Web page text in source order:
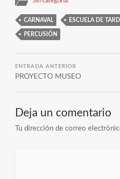
CARNAVAL ESCUELA DE
PERCUSIÓN
ENTRADA ANTERIOR
PROYECTO MUSEO
Deja un comentario
Tu dirección de correo